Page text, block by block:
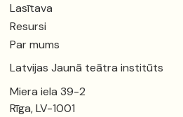
Lasītava
Resursi
Par mums
Latvijas Jaunā teātra institūts
Miera iela 39-2
Rīga, LV-1001